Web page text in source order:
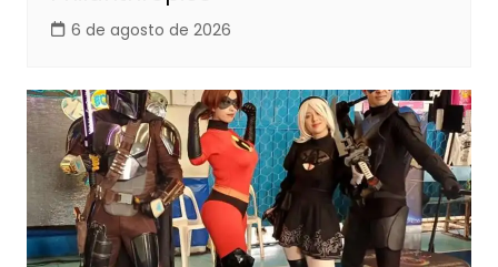
6 de agosto de 2026